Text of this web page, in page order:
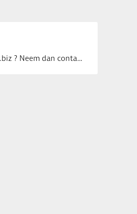
Uw vacature voor 4 weken op www.dekapper.biz ? Neem dan contact op met Maaike …